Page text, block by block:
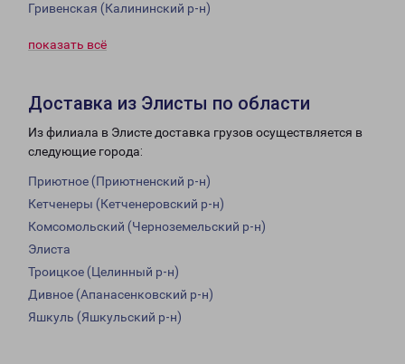
Гривенская (Калининский р-н)
показать всё
Доставка из Элисты по области
Из филиала в Элисте доставка грузов осуществляется в
следующие города:
Приютное (Приютненский р-н)
Кетченеры (Кетченеровский р-н)
Комсомольский (Черноземельский р-н)
Элиста
Троицкое (Целинный р-н)
Дивное (Апанасенковский р-н)
Яшкуль (Яшкульский р-н)